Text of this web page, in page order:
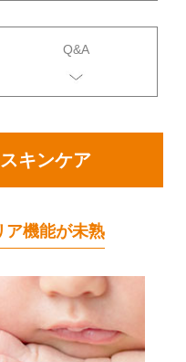
Q&A
キンケア
ア機能が未熟